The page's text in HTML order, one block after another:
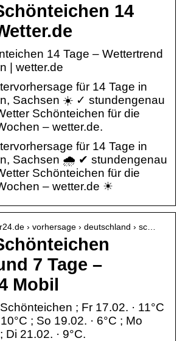
14
14 Tage – Wettertrend
| wetter.de
für 14 Tage in
Sachsen ☀️ ✓ stundengenau
Schönteichen für die
– wetter.de.
für 14 Tage in
Sachsen 🌧️ ✔ stundengenau
Schönteichen für die
– wetter.de ☀
› vorhersage › deutschland › sc…
7 Tage –
Mobil
; Fr 17.02. · 11°C
; So 19.02. · 6°C ; Mo
Di 21.02. · 9°C.